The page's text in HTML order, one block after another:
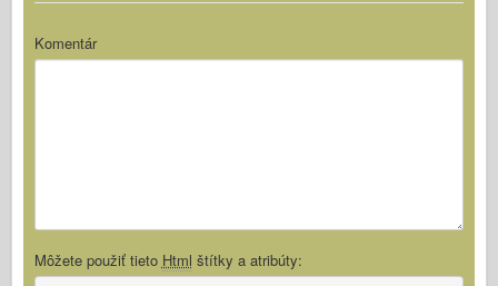
Komentár
Môžete použiť tieto Html štítky a atribúty: